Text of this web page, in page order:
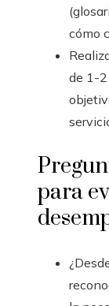
cómo
de 1-
para